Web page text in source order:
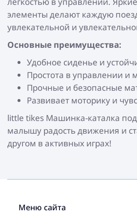
элементы делают каждую
увлекательной и
Основные преимущества:
Удобное сиденье и
Простота в управлении и
Прочные и безопасные
Развивает моторику и
little tikes Машинка-каталка
малышу радость движения и
другом в активных играх!
Меню сайта